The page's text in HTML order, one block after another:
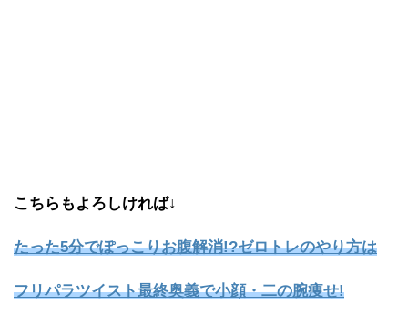
こちらもよろしければ↓
たった5分でぽっこりお腹解消!?ゼロトレのやり方は
フリパラツイスト最終奥義で小顔・二の腕痩せ!